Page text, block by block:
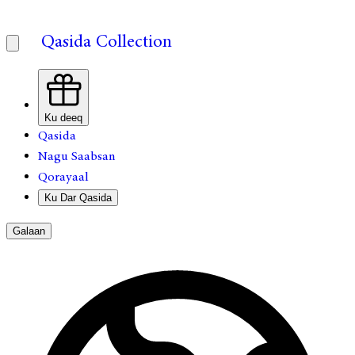
Qasida Collection
Ku deeq
Qasida
Nagu Saabsan
Qorayaal
Ku Dar Qasida
Galaan